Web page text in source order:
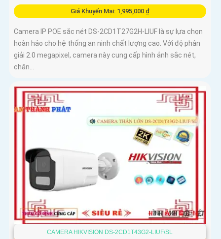
Giá Khuyến Mại: 1,995,000 ₫
Camera IP POE sắc nét DS-2CD1T27G2H-LIUF là sự lựa chọn
hoàn hảo cho hệ thống an ninh chất lượng cao. Với độ phân
giải 2.0 megapixel, camera này cung cấp hình ảnh sắc nét,
chân...
CAMERA HIKVISION DS-2CD1T43G2-LIUF/SL